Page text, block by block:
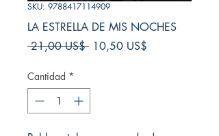
SKU: 9788417114909
LA ESTRELLA DE MIS NOCHES
21,00 US$ Precio
10,50 US$
Cantidad *